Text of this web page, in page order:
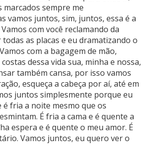
sempre me
vamos juntos, sim, juntos, essa é a
com você reclamando da
as placas e eu dramatizando o
com a bagagem de mão,
dessa vida sua, minha e nossa,
também cansa, por isso vamos
esqueça a cabeça por aí, até em
juntos simplesmente porque eu
é fria a noite mesmo que os
É fria a cama e é quente a
espera e é quente o meu amor. É
Vamos juntos, eu quero ver o